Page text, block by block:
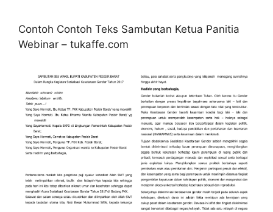
Contoh Contoh Teks Sambutan Ketua Panitia
Webinar – tukaffe.com